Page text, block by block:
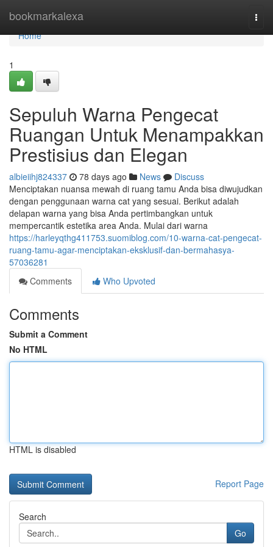
bookmarkalexa
Home
Home
1
Sepuluh Warna Pengecat
Ruangan Untuk Menampakkan
Prestisius dan Elegan
albieiihj824337 78 days ago News
Discuss
Menciptakan nuansa mewah di ruang tamu Anda bisa diwujudkan
dengan penggunaan warna cat yang sesuai. Berikut adalah
delapan warna yang bisa Anda pertimbangkan untuk
mempercantik estetika area Anda. Mulai dari warna
https://harleyqthg411753.suomiblog.com/10-warna-cat-pengecat-
ruang-tamu-agar-menciptakan-eksklusif-dan-bermahasya-
57036281
Comments
Who Upvoted
Comments
Submit a Comment
No HTML
HTML is disabled
Report Page
Search
Go